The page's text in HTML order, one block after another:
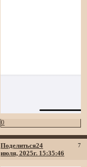
0
Поделиться 7
24
июля, 2025г. 15:35:46